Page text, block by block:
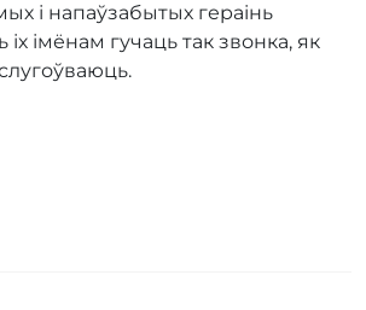
і напаўзабытых гераінь
іх імёнам гучаць так звонка, як